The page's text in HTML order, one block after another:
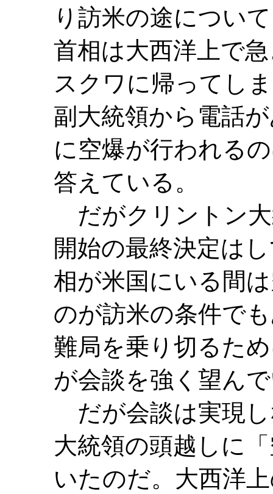
り訪米の途につい
首相は大西洋上で
スクワに帰ってし
副大統領から電話
に空爆が行われる
答えている。
だがクリントン
開始の最終決定は
相が米国にいる間
のが訪米の条件で
難局を乗り切るた
が会談を強く望ん
だが会談は実現
大統領の頭越しに
いたのだ。大西洋